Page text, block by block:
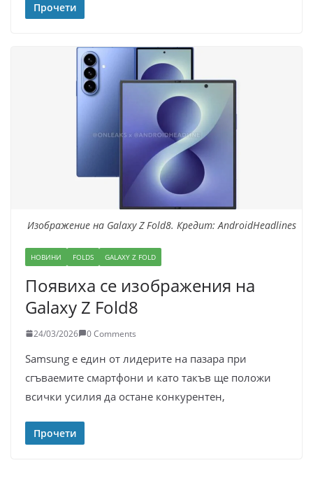
Прочети
Изображение на Galaxy Z Fold8. Кредит: AndroidHeadlines
НОВИНИ FOLDS GALAXY Z FOLD
Появиха се изображения на
Galaxy Z Fold8
24/03/2026 0 Comments
Samsung е един от лидерите на пазара при
сгъваемите смартфони и като такъв ще положи
всички усилия да остане конкурентен,
Прочети